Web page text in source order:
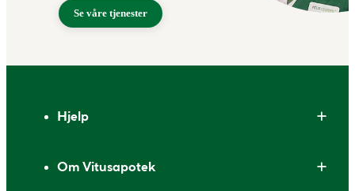
Se våre tjenester
Hjelp
Om Vitusapotek